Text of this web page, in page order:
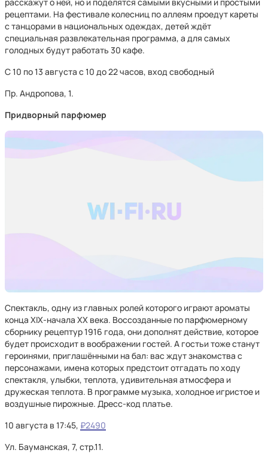
рецептами. На фестивале колесниц по аллеям проедут кареты
с танцорами в национальных одеждах, детей ждёт
специальная развлекательная программа, а для самых
голодных будут работать 30 кафе.
С 10 по 13 августа с 10 до 22 часов, вход свободный
Пр. Андропова, 1.
Придворный парфюмер
Спектакль, одну из главных ролей которого играют ароматы
конца XIX-начала ХХ века. Воссозданные по парфюмерному
сборнику рецептур 1916 года, они дополнят действие, которое
будет происходит в воображении гостей. А гостьи тоже станут
героинями, приглашёнными на бал: вас ждут знакомства с
персонажами, имена которых предстоит отгадать по ходу
спектакля, улыбки, теплота, удивительная атмосфера и
дружеская теплота. В программе музыка, холодное игристое и
воздушные пирожные. Дресс-код платье.
10 августа в 17:45, ₽2490
Ул. Бауманская, 7, стр.11.